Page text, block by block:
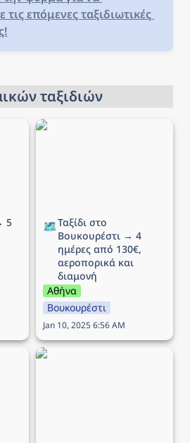
επόμενες ταξιδιωτικές
ταξιδιών
5
Ταξίδι στο Βουκουρέστι
🗺️Ταξίδι στο
Βουκουρέστι → 4
ημέρες από 130€,
αεροπορικά και
διαμονή
Αθήνα
Βουκουρέστι
Jan 10, 2025 6:56 AM
Ταξίδι στην Κρακοβία →